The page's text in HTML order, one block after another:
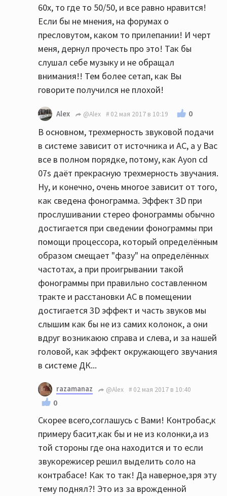
60х, то где то 50/50, и все равно нравится!
Если бы не мнения, на форумах о
пресловутом, каком то прилепании! И черт
меня, дернул прочесть про это! Так бы
слушал себе музыку и не обращал
внимания!! Тем более сетап, как Вы
говорите получился не плохой!
Alex @Alex 02 мая 2017 в 10:19 0
В основном, трехмерность звуковой подачи
в системе зависит от источника и АС, а у Вас
все в полном порядке, потому, как Ayon cd
07s даёт прекрасную трехмерность звучания.
Ну, и конечно, очень многое зависит от того,
как сведена фонограмма. Эффект 3D при
прослушивании стерео фонограммы обычно
достигается при сведении фонограммы при
помощи процессора, который определённым
образом смещает "фазу" на определённых
частотах, а при проигрывании такой
фонограммы при правильно составленном
тракте и расстановки АС в помещении
достигается 3D эффект и часть звуков мы
слышим как бы не из самих колонок, а они
вдруг возникаюю справа и слева, и за нашей
головой, как эффект окружающего звучания
в системе ДК...
razamanaz @Alex 02 мая 2017 в 10:40
0
Скорее всего,соглашусь с Вами! Контробас,к
примеру басит,как бы и не из колонки,а из
той стороны где она находится и то если
звукорежисер решил выделить соло на
контрабасе! Как то так! Да наверное,зря эту
тему поднял?! Это из за врожденной